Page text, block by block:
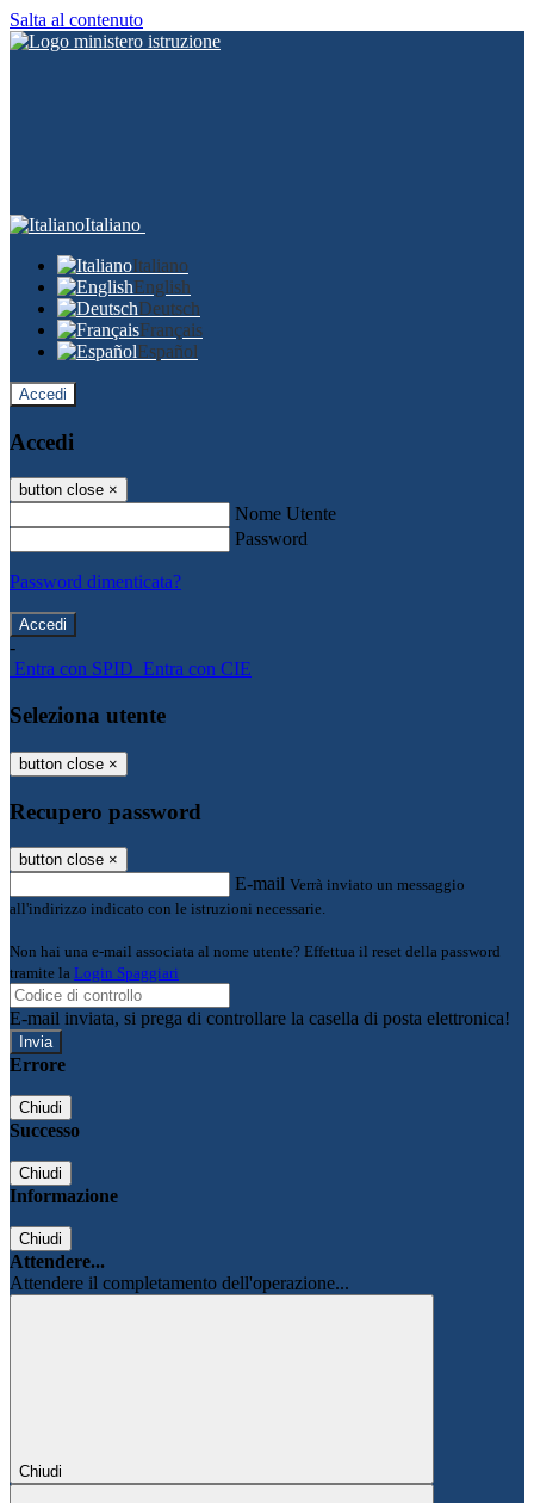
Salta al contenuto
Italiano
Italiano
English
Deutsch
Français
Español
Accedi
Accedi
button close ×
Nome Utente
Password
Password dimenticata?
-
Entra con SPID Entra con CIE
Seleziona utente
button close ×
Recupero password
button close ×
E-mail Verrà inviato un messaggio
all'indirizzo indicato con le istruzioni necessarie.
Non hai una e-mail associata al nome utente? Effettua il reset della password
tramite la Login Spaggiari
E-mail inviata, si prega di controllare la casella di posta elettronica!
Errore
Chiudi
Successo
Chiudi
Informazione
Chiudi
Attendere...
Attendere il completamento dell'operazione...
Chiudi